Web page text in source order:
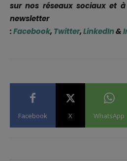
sur nos réseaux sociaux et
newsletter
:Facebook,Twitter,LinkedIn&
Facebook X WhatsApp